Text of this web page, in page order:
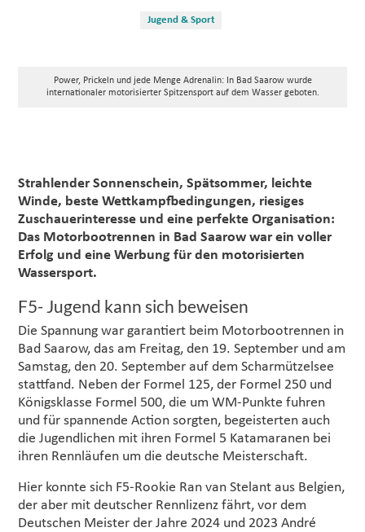
Jugend & Sport
Power, Prickeln und jede Menge Adrenalin: In Bad Saarow wurde
internationaler motorisierter Spitzensport auf dem Wasser geboten.
Strahlender Sonnenschein, Spätsommer, leichte
Winde, beste Wettkampfbedingungen, riesiges
Zuschauerinteresse und eine perfekte Organisation:
Das Motorbootrennen in Bad Saarow war ein voller
Erfolg und eine Werbung für den motorisierten
Wassersport.
F5- Jugend kann sich beweisen
Die Spannung war garantiert beim Motorbootrennen in
Bad Saarow, das am Freitag, den 19. September und am
Samstag, den 20. September auf dem Scharmützelsee
stattfand. Neben der Formel 125, der Formel 250 und
Königsklasse Formel 500, die um WM-Punkte fuhren
und für spannende Action sorgten, begeisterten auch
die Jugendlichen mit ihren Formel 5 Katamaranen bei
ihren Rennläufen um die deutsche Meisterschaft.
Hier konnte sich F5-Rookie Ran van Stelant aus Belgien,
der aber mit deutscher Rennlizenz fährt, vor dem
Deutschen Meister der Jahre 2024 und 2023 André